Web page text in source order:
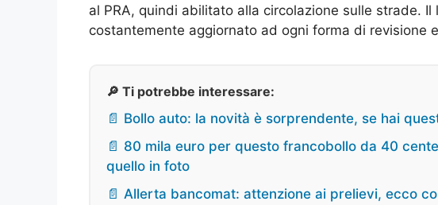
al PRA, quindi abilitato alla circolazione sulle strade.
costantemente aggiornato ad ogni forma di revisione
🔎 Ti potrebbe interessare:
📄 Bollo auto: la novità è sorprendente, se hai
📄 80 mila euro per questo francobollo da 40
quello in foto
📄 Allerta bancomat: attenzione ai prelievi, ecco